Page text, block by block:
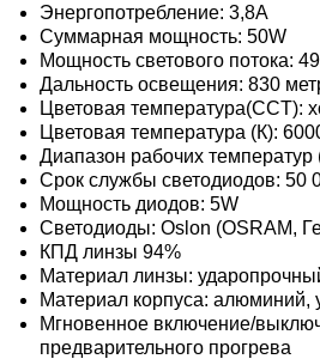
Энергопотребление: 3,8А
Суммарная мощность: 50W
Мощность светового потока:
Дальность освещения: 830
Цветовая температура(CCT):
Цветовая температура (К):
Диапазон рабочих
Срок службы светодиодов: 50
Мощность диодов: 5W
Светодиоды: Oslon (OSRAM,
КПД линзы 94%
Материал линзы:
Материал корпуса: алюминий,
Мгновенное включение/
предварительного прогрева